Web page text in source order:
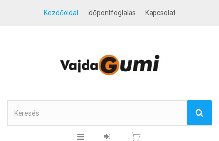
Kezdőoldal Időpontfoglalás Kapcsolat